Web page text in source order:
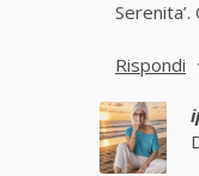
Rispondi